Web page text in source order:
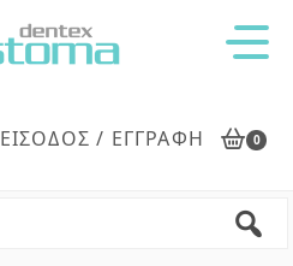
ΕΊΣΟΔΟΣ / ΕΓΓΡΑΦΉ 0